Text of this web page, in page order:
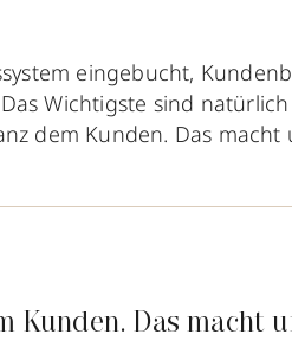
eingebucht,
Wichtigste sind
dem Kunden. Das macht
Das macht